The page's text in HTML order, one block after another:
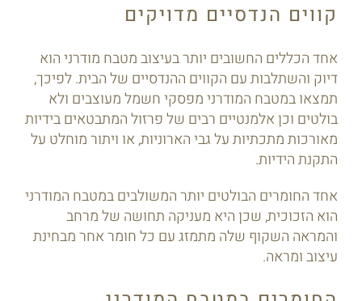
קווים הנדסיים מדויקים
אחד הכללים החשובים יותר בעיצוב מטבח מודרני הוא
דיוק והשתלבות עם הקווים ההנדסיים של הבית. לפיכך,
תמצאו במטבח המודרני מפסקי חשמל מעוצבים ולא
בולטים וכן אלמנטיים רבים של פרזול המתבטאים בידיות
מאורכות מתכתיות על גבי הארוניות, או ויתור מוחלט על
התקנת הידיות.
אחד החומרים הבולטים יותר המשולבים במטבח המודרני
הוא הזכוכית, שכן היא מעניקה תחושה של מרחב
והמראה השקוף שלה מתמזג עם כל חומר אחר מבחינת
עיצוב ומראה.